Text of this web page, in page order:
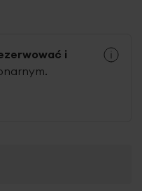
i